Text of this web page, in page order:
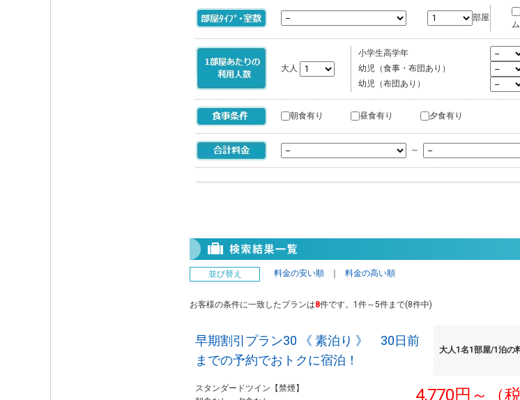
部屋
ム
大人
小学生高学年
幼児（食事・布団あり）
幼児（布団あり）
朝食有り 昼食有り 夕食有り
～
並び替え 料金の安い順 料金の高い順
お客様の条件に一致したプランは8件です。1件～5件まで(8件中)
早期割引プラン30 《 素泊り 》 30日前
までの予約でおトクに宿泊！
大人1名1部屋/1泊の
スタンダードツイン【禁煙】
4,770円～（税